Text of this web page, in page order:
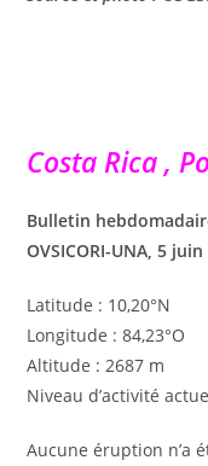
Costa Rica ,
Bulletin
OVSICORI-UNA, 5
Latitude : 10,20°N
Longitude : 84,23°O
Altitude : 2687 m
Niveau d’activité
Aucune éruption n’a